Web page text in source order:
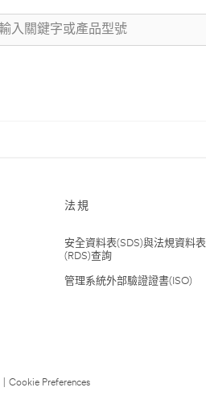
法規
安全資料表(SDS)與法規資料表
(RDS)查詢
管理系統外部驗證證書(ISO)
Cookie Preferences